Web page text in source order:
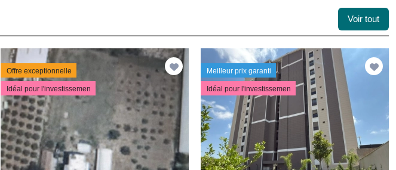
Voir tout
Offre exceptionnelle
Idéal pour l'investissemen
Meilleur prix garanti
Idéal pour l'investissemen